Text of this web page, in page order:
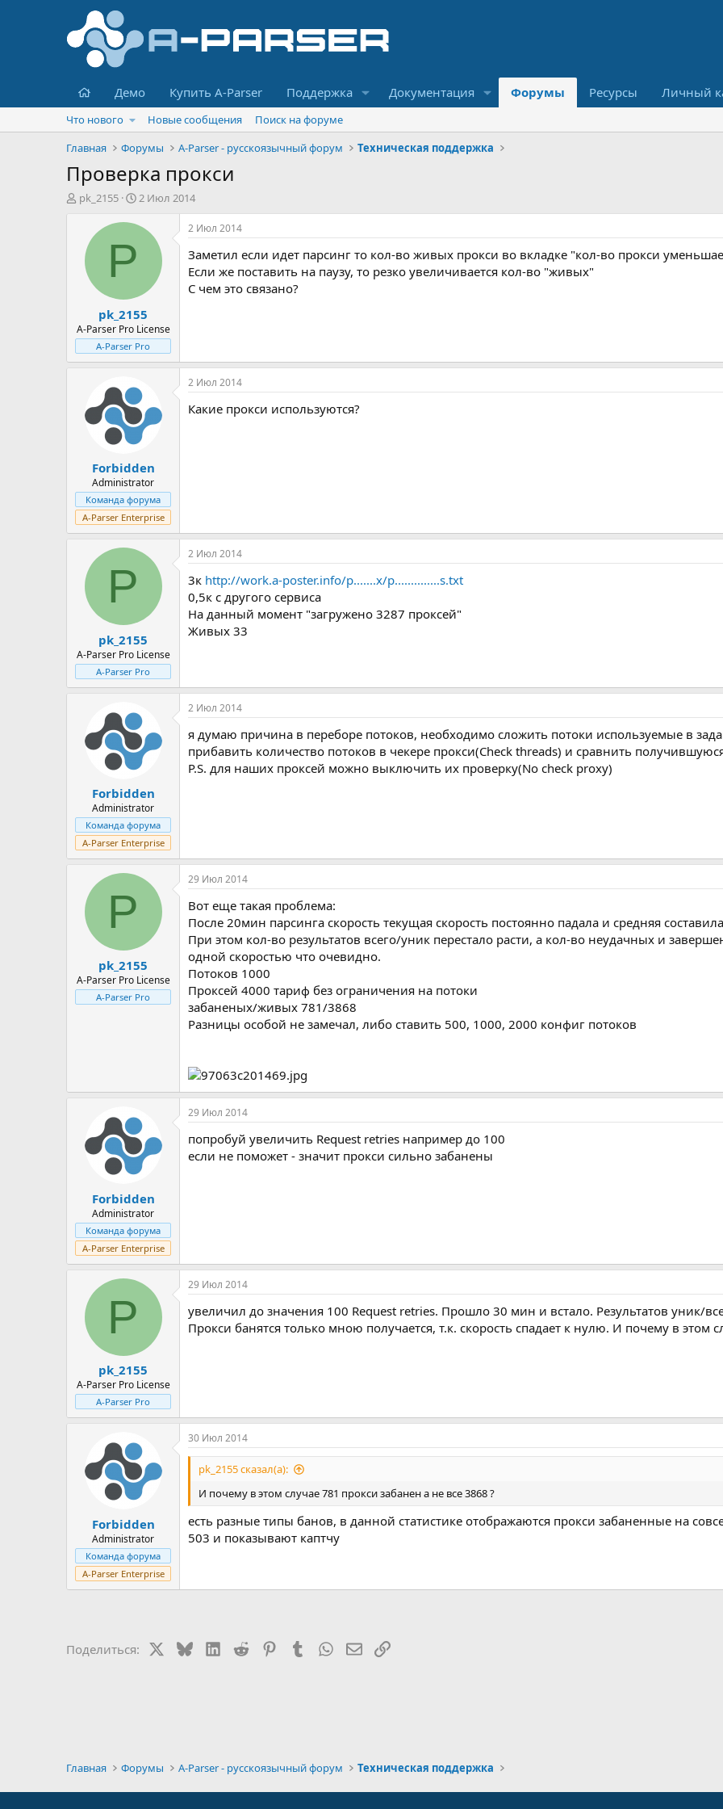
Главная
Демо Купить A-Parser Поддержка Документация Форумы Ресурсы Личный
Что нового Новые сообщения
Поиск на форуме
Главная
Форумы A-Parser - русскоязычный форум Техническая поддержка
Проверка прокси
А
pk_2155
Д
т
а
л
а
2 Июл 2014
P
pk_2155
A-Parser Pro License
A-Parser Pro
2 Июл 2014
Заметил если идет парсинг то кол-во живых прокси во вкладке "кол-во прокси
Если же поставить на паузу, то резко увеличивается кол-во "живых"
С чем это связано?
Forbidden
Administrator
Команда форума
A-Parser Enterprise
2 Июл 2014
Какие прокси используются?
P
pk_2155
A-Parser Pro License
A-Parser Pro
2 Июл 2014
3к http://work.a-poster.info/p.......x/p..............s.txt
0,5к с другого сервиса
На данный момент "загружено 3287 проксей"
Живых 33
Forbidden
Administrator
Команда форума
A-Parser Enterprise
2 Июл 2014
я думаю причина в переборе потоков, необходимо сложить потоки используемые в
прибавить количество потоков в чекере прокси(Check threads) и сравнить
P.S. для наших проксей можно выключить их проверку(No check proxy)
P
pk_2155
A-Parser Pro License
A-Parser Pro
29 Июл 2014
Вот еще такая проблема:
После 20мин парсинга скорость текущая скорость постоянно падала и средняя
При этом кол-во результатов всего/уник перестало расти, а кол-во неудачных и
одной скоростью что очевидно.
Потоков 1000
Проксей 4000 тариф без ограничения на потоки
забаненых/живых 781/3868
Разницы особой не замечал, либо ставить 500, 1000, 2000 конфиг потоков
Forbidden
Administrator
Команда форума
A-Parser Enterprise
29 Июл 2014
попробуй увеличить Request retries например до 100
если не поможет - значит прокси сильно забанены
P
pk_2155
A-Parser Pro License
A-Parser Pro
29 Июл 2014
увеличил до значения 100 Request retries. Прошло 30 мин и встало. Результатов уник/
Прокси банятся только мною получается, т.к. скорость спадает к нулю. И почему в этом
Forbidden
Administrator
Команда форума
A-Parser Enterprise
30 Июл 2014
pk_2155 сказал(а):
И почему в этом случае 781 прокси забанен а не все 3868 ?
есть разные типы банов, в данной статистике отображаются прокси забаненные на
503 и показывают каптчу
Поделиться: BlueskyLinkedIn
Reddit PinterestTumblrWhatsAppЭлектронная почта
Ссылка
Главная Форумы A-Parser - русскоязычный форум Техническая поддержка